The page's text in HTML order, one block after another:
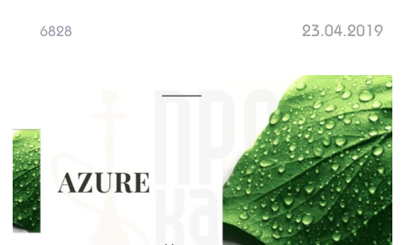
23.04.2019
6828